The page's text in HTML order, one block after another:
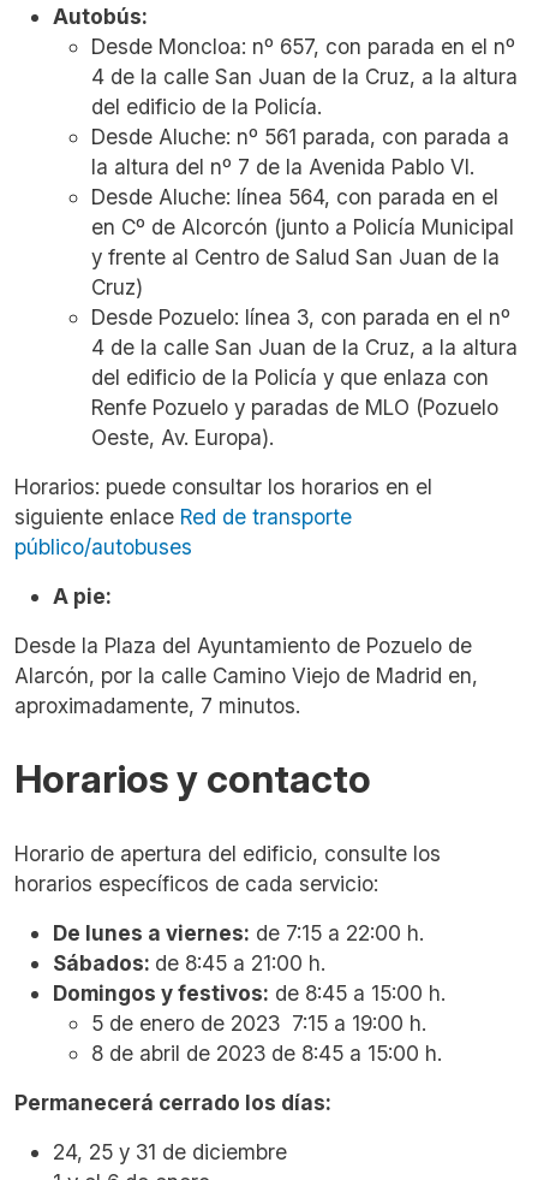
Autobús:
Desde Moncloa: nº 657, con parada en el nº
4 de la calle San Juan de la Cruz, a la altura
del edificio de la Policía.
Desde Aluche: nº 561 parada, con parada a
la altura del nº 7 de la Avenida Pablo VI.
Desde Aluche: línea 564, con parada en el
en Cº de Alcorcón (junto a Policía Municipal
y frente al Centro de Salud San Juan de la
Cruz)
Desde Pozuelo: línea 3, con parada en el nº
4 de la calle San Juan de la Cruz, a la altura
del edificio de la Policía y que enlaza con
Renfe Pozuelo y paradas de MLO (Pozuelo
Oeste, Av. Europa).
Horarios: puede consultar los horarios en el
siguiente enlace Red de transporte
público/autobuses
A pie:
Desde la Plaza del Ayuntamiento de Pozuelo de
Alarcón, por la calle Camino Viejo de Madrid en,
aproximadamente, 7 minutos.
Horarios y contacto
Horario de apertura del edificio, consulte los
horarios específicos de cada servicio:
De lunes a viernes: de 7:15 a 22:00 h.
Sábados: de 8:45 a 21:00 h.
Domingos y festivos: de 8:45 a 15:00 h.
5 de enero de 2023 7:15 a 19:00 h.
8 de abril de 2023 de 8:45 a 15:00 h.
Permanecerá cerrado los días:
24, 25 y 31 de diciembre